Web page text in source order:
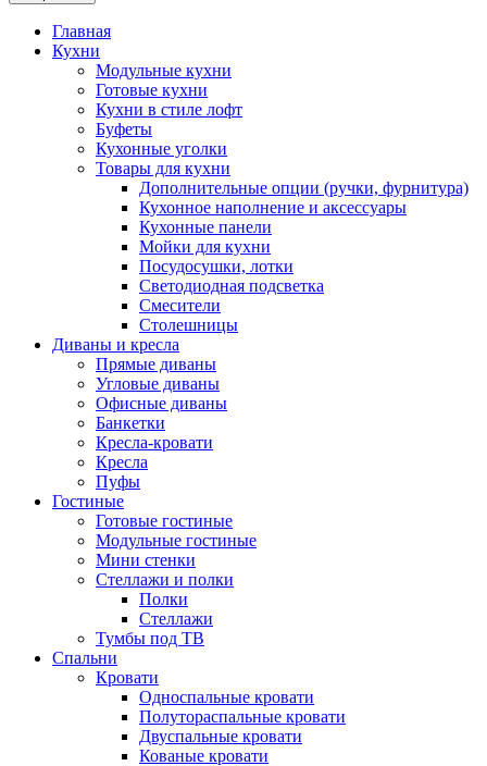
Главная
Кухни
Модульные кухни
Готовые кухни
Кухни в стиле лофт
Буфеты
Кухонные уголки
Товары для кухни
Дополнительные опции (ручки, фурнитура)
Кухонное наполнение и аксессуары
Кухонные панели
Мойки для кухни
Посудосушки, лотки
Светодиодная подсветка
Смесители
Столешницы
Диваны и кресла
Прямые диваны
Угловые диваны
Офисные диваны
Банкетки
Кресла-кровати
Кресла
Пуфы
Гостиные
Готовые гостиные
Модульные гостиные
Мини стенки
Стеллажи и полки
Полки
Стеллажи
Тумбы под ТВ
Спальни
Кровати
Односпальные кровати
Полутораспальные кровати
Двуспальные кровати
Кованые кровати